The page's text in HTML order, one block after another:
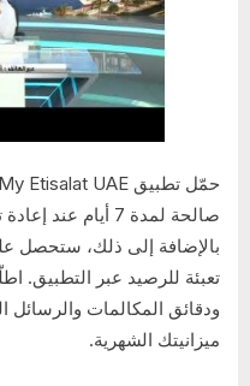
صالحة لمدة 7 أيام
تعبئة للرصيد عبر التطبيق.
ودقائق المكالمات والرسائل
ميزانيتك الشهرية.